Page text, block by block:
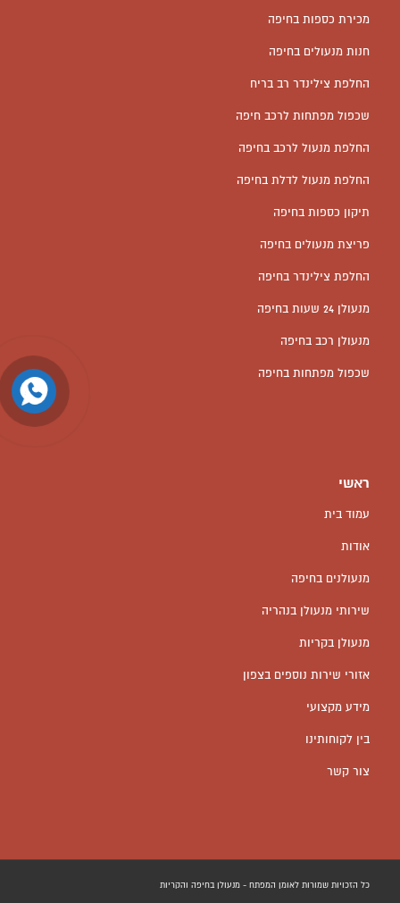
מכירת כספות בחיפה
חנות מנעולים בחיפה
החלפת צילינדר רב בריח
שכפול מפתחות לרכב חיפה
החלפת מנעול לרכב בחיפה
החלפת מנעול לדלת בחיפה
תיקון כספות בחיפה
פריצת מנעולים בחיפה
החלפת צילינדר בחיפה
מנעולן 24 שעות בחיפה
מנעולן רכב בחיפה
שכפול מפתחות בחיפה
ראשי
עמוד בית
אודות
מנעולנים בחיפה
שירותי מנעולן בנהריה
מנעולן בקריות
אזורי שירות נוספים בצפון
מידע מקצועי
בין לקוחותינו
צור קשר
כל הזכויות שמורות לאומן המפתח - מנעולן בחיפה והקריות